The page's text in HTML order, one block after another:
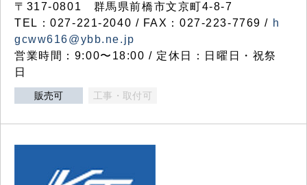
〒317‐0801 群馬県前橋市文京町4-8-7
TEL：027-221-2040 / FAX：027-223-7769 / h
gcww616@ybb.ne.jp
営業時間：9:00〜18:00 / 定休日：日曜日・祝祭
日
販売可 工事・取付可